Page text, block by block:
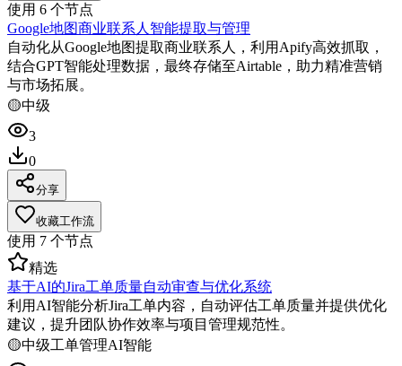
使用 6 个节点
Google地图商业联系人智能提取与管理
自动化从Google地图提取商业联系人，利用Apify高效抓取，
结合GPT智能处理数据，最终存储至Airtable，助力精准营销
与市场拓展。
🟡中级
3
0
分享
收藏工作流
使用 7 个节点
精选
基于AI的Jira工单质量自动审查与优化系统
利用AI智能分析Jira工单内容，自动评估工单质量并提供优化
建议，提升团队协作效率与项目管理规范性。
🟡中级工单管理AI智能